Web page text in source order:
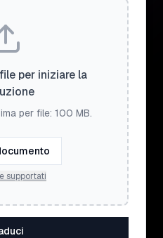
per iniziare la
per file: 100 MB.
supportati